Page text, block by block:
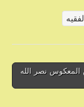
نصر الله